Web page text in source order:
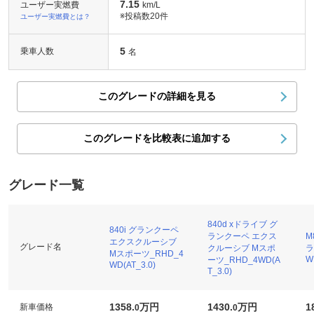
ユーザー実燃費
ユーザー実燃費とは？
7.15 km/L
※投稿数20件
乗車人数 5 名
このグレードの詳細を見る
このグレードを比較表に追加する
グレード一覧
グレード名
840i グランクーペ
エクスクルーシブ
Mスポーツ_RHD_4
WD(AT_3.0)
840d xドライブ グ
ランクーペ エクス
クルーシブ Mスポ
ーツ_RHD_4WD(A
T_3.0)
新車価格 1358.0万円 1430.0万円